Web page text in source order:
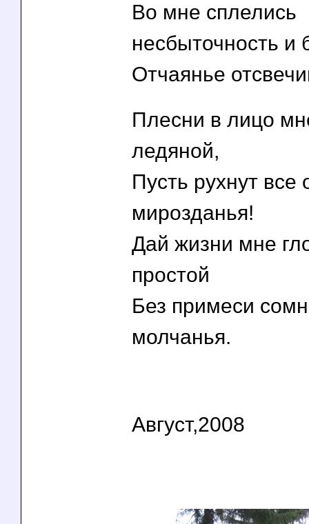
Во мне сплелись
несбыточность и
Отчаянье
Плесни в лицо
ледяной,
Пусть рухнут все
мирозданья!
Дай жизни мне
простой
Без примеси
молчанья.
Август,2008